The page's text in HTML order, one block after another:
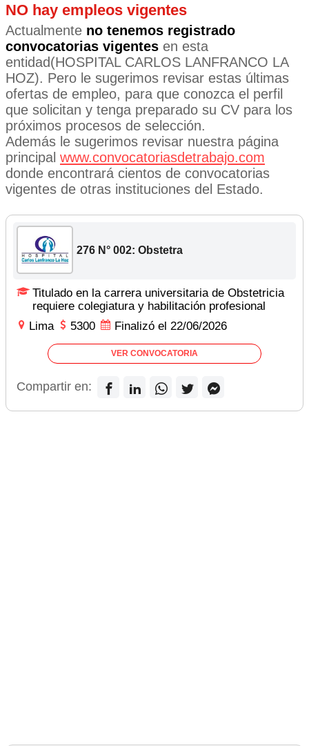
NO hay empleos vigentes
Actualmente no tenemos registrado
convocatorias vigentes en esta
entidad(HOSPITAL CARLOS LANFRANCO LA
HOZ). Pero le sugerimos revisar estas últimas
ofertas de empleo, para que conozca el perfil
que solicitan y tenga preparado su CV para los
próximos procesos de selección.
Además le sugerimos revisar nuestra página
principal www.convocatoriasdetrabajo.com
donde encontrará cientos de convocatorias
vigentes de otras instituciones del Estado.
276 N° 002: Obstetra
Titulado en la carrera universitaria de Obstetricia
requiere colegiatura y habilitación profesional
Lima
5300 Finalizó el 22/06/2026
VER CONVOCATORIA
Compartir en: